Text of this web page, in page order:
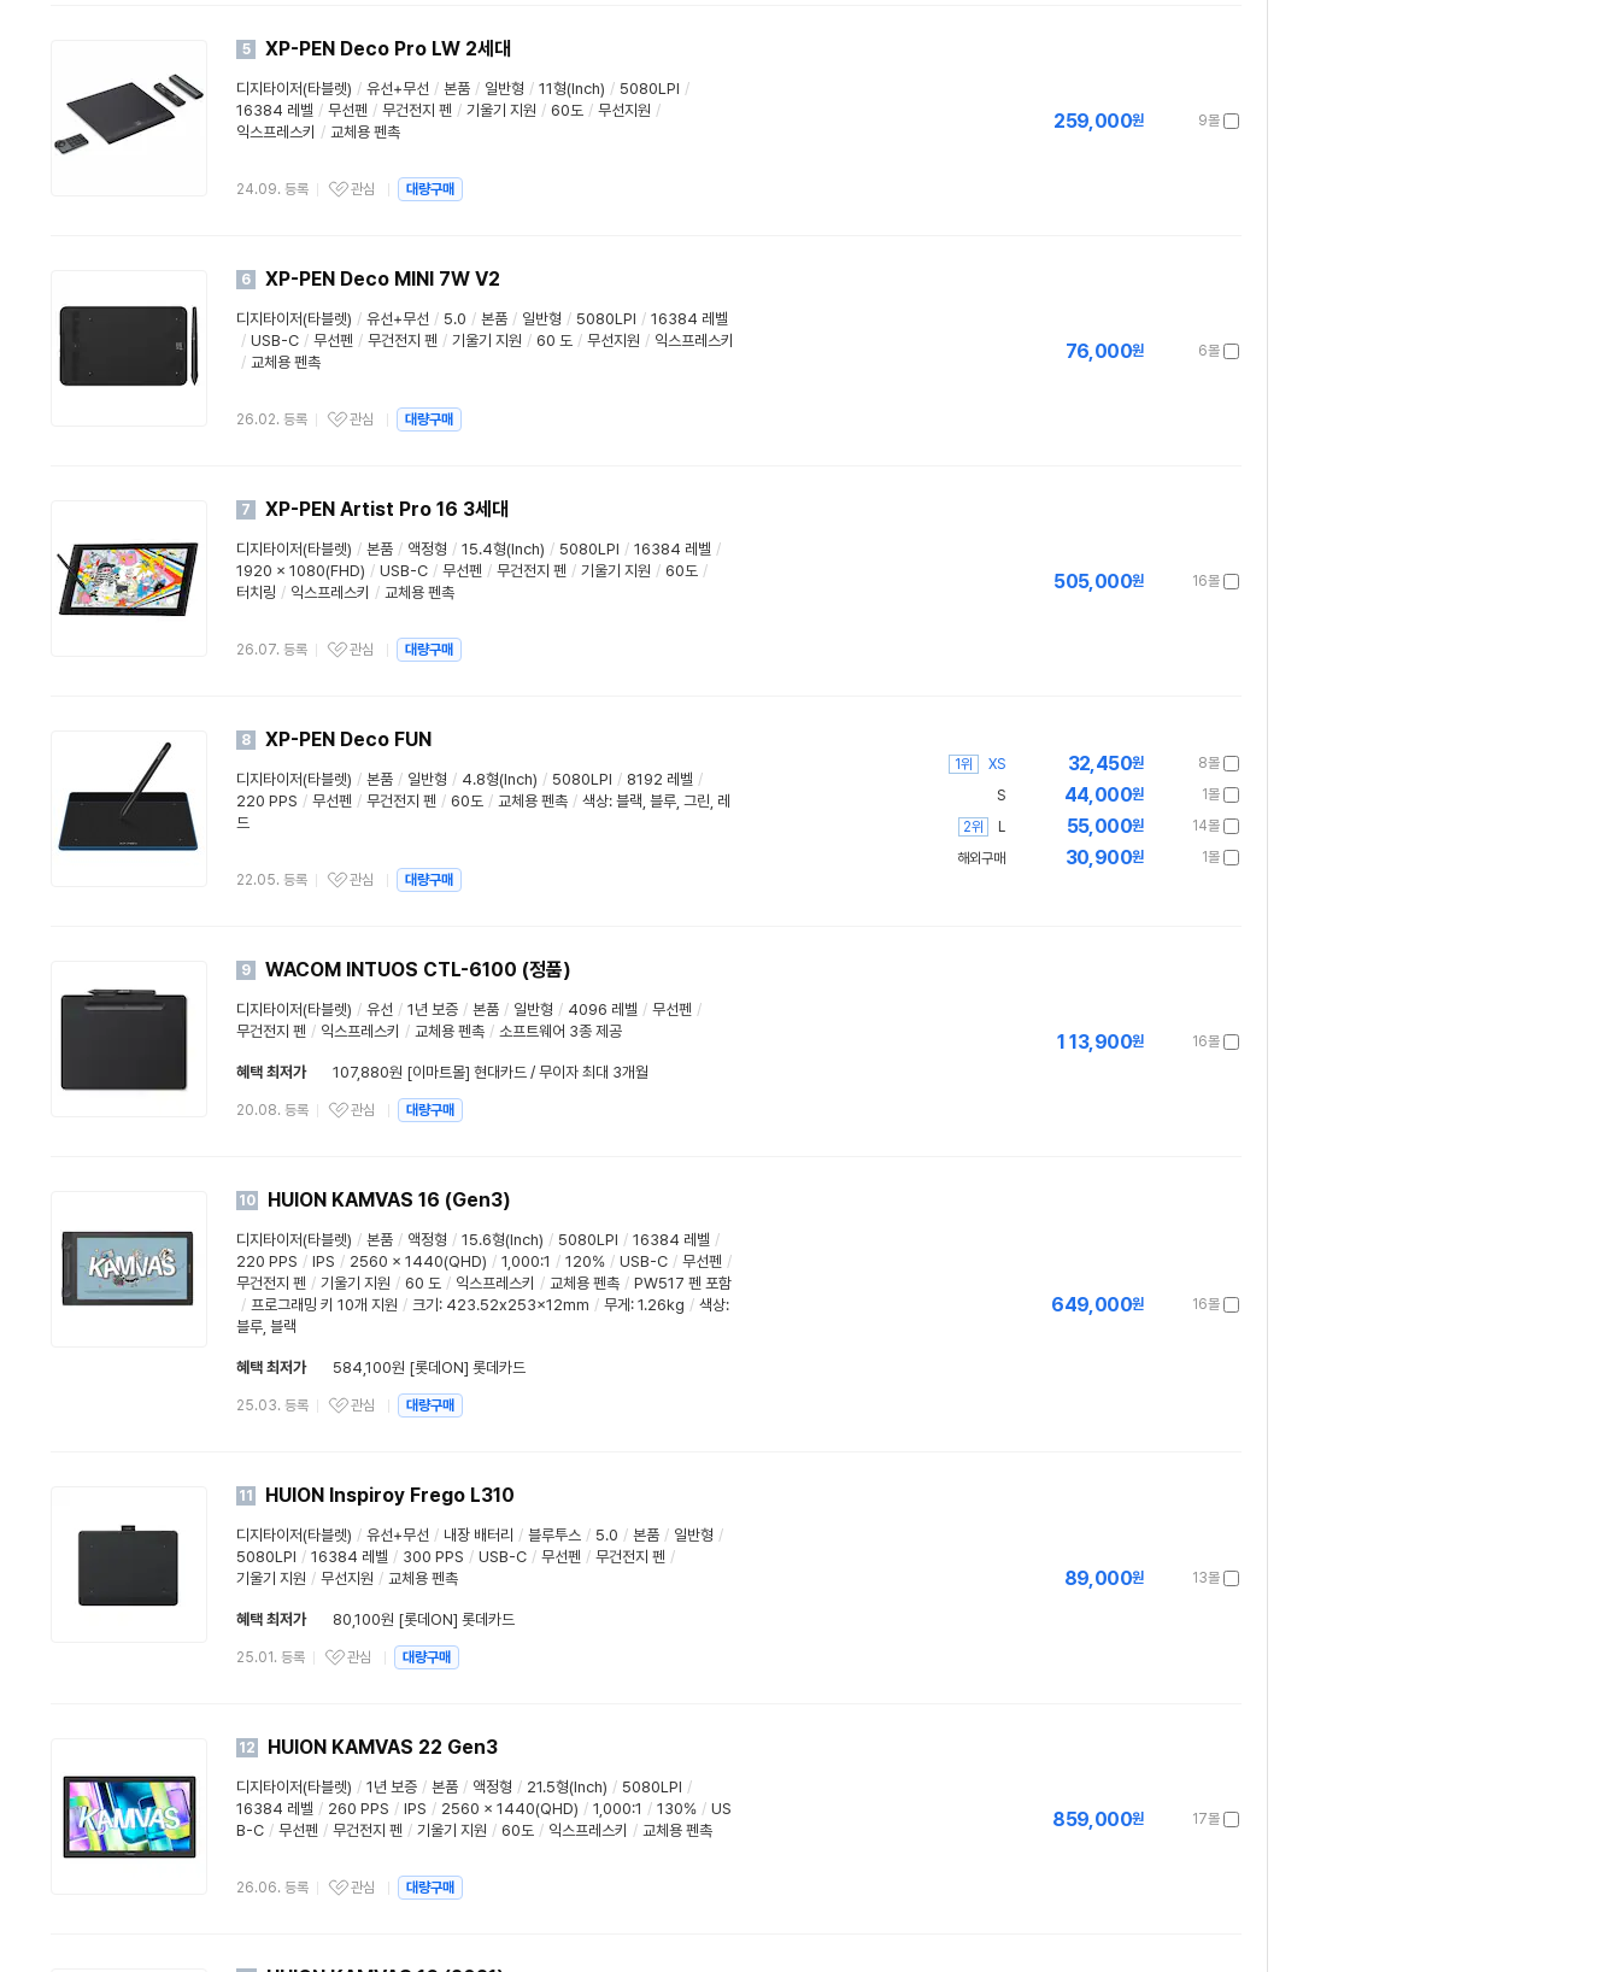
5 XP-PEN Deco Pro LW 2세대
디지타이저(타블렛) / 유선+무선 / 본품 / 일반형 / 11형(Inch) / 5080LPI /
16384 레벨 / 무선펜 / 무건전지 펜 / 기울기 지원 / 60도 / 무선지원 /
익스프레스키
/ 교체용 펜촉
24.09. 등록 관심 대량구매
9몰
259,000원
6 XP-PEN Deco MINI 7W V2
디지타이저(타블렛) / 유선+무선 / 5.0 / 본품 / 일반형 / 5080LPI / 16384 레벨
/ USB-C / 무선펜 / 무건전지 펜 / 기울기 지원 / 60 도 / 무선지원 / 익스프레스키
/ 교체용 펜촉
26.02. 등록 관심 대량구매
6몰
76,000원
7 XP-PEN Artist Pro 16 3세대
디지타이저(타블렛) / 본품 / 액정형 / 15.4형(Inch) / 5080LPI / 16384 레벨 /
1920 x 1080(FHD) / USB-C / 무선펜 / 무건전지 펜 / 기울기 지원 / 60도 /
터치링 / 익스프레스키 / 교체용 펜촉
26.07. 등록 관심 대량구매
16몰
505,000원
8 XP-PEN Deco FUN
디지타이저(타블렛) / 본품 / 일반형 / 4.8형(Inch) / 5080LPI / 8192 레벨 /
220 PPS / 무선펜 / 무건전지 펜 / 60도 / 교체용 펜촉 / 색상: 블랙, 블루, 그린, 레
드
22.05. 등록 관심 대량구매
8몰
32,450원
1위
XS
1몰
44,000원
S
14몰
55,000원
2위
L
1몰
30,900원
해외구매
9 WACOM INTUOS CTL-6100 (정품)
디지타이저(타블렛) / 유선 / 1년 보증 / 본품 / 일반형 / 4096 레벨 / 무선펜 /
무건전지 펜 / 익스프레스키 / 교체용 펜촉 / 소프트웨어 3종 제공
혜택 최저가 107,880원 [이마트몰] 현대카드 / 무이자 최대 3개월
20.08. 등록 관심 대량구매
16몰
113,900원
10 HUION KAMVAS 16 (Gen3)
디지타이저(타블렛) / 본품 / 액정형 / 15.6형(Inch) / 5080LPI / 16384 레벨 /
220 PPS / IPS / 2560 x 1440(QHD) / 1,000:1 / 120% / USB-C / 무선펜 /
무건전지 펜 / 기울기 지원 / 60 도 / 익스프레스키 / 교체용 펜촉 / PW517 펜 포함
/ 프로그래밍 키 10개 지원 / 크기: 423.52x253x12mm / 무게: 1.26kg / 색상:
블루, 블랙
혜택 최저가 584,100원 [롯데ON] 롯데카드
25.03. 등록 관심 대량구매
16몰
649,000원
11 HUION Inspiroy Frego L310
디지타이저(타블렛) / 유선+무선 / 내장 배터리 / 블루투스 / 5.0 / 본품 / 일반형 /
5080LPI / 16384 레벨 / 300 PPS / USB-C / 무선펜 / 무건전지 펜 /
기울기 지원 / 무선지원 / 교체용 펜촉
혜택 최저가 80,100원 [롯데ON] 롯데카드
25.01. 등록 관심 대량구매
13몰
89,000원
12 HUION KAMVAS 22 Gen3
디지타이저(타블렛) / 1년 보증 / 본품 / 액정형 / 21.5형(Inch) / 5080LPI /
16384 레벨 / 260 PPS / IPS / 2560 x 1440(QHD) / 1,000:1 / 130% / US
B-C / 무선펜 / 무건전지 펜 / 기울기 지원 / 60도 / 익스프레스키 / 교체용 펜촉
26.06. 등록 관심 대량구매
17몰
859,000원